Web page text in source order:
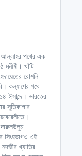
আল্লাহর পথের এক
মনীষী। খাঁটি
রোশনি
কল্যাণের পথে
ঈসান্দে। ভারতের
সূতিকাগার
দারুলউলুম
সিংহভাগও এই
নদভীর খ্যাতির